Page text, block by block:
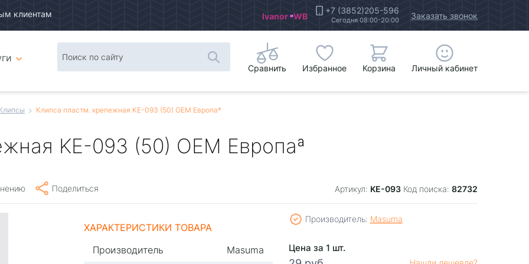
клиентам Ivanor WB +7 (3852)205-596
Сегодня 08:00-20:00 Заказать звонок
Сравнить Избранное Корзина Личный кабинет
Клипса пластм. крепежная KE-093 (50) OEM Европаª
KE-093 (50) OEM Европаª
Поделиться Артикул: KE-093 Код поиска: 82732
ХАРАКТЕРИСТИКИ ТОВАРА
Производитель
Masuma
Производитель: Masuma
Цена за 1 шт.